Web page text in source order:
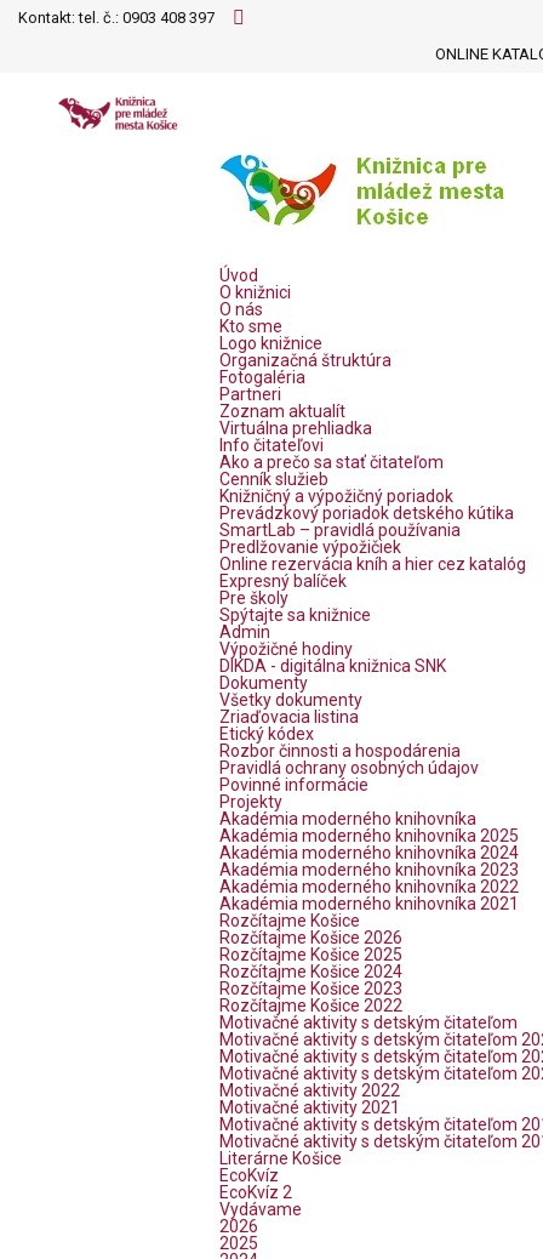
Kontakt: tel. č.: 0903 408 397
ONLINE
Úvod
O knižnici
O nás
Kto sme
Logo knižnice
Organizačná štruktúra
Fotogaléria
Partneri
Zoznam aktualít
Virtuálna prehliadka
Info čitateľovi
Ako a prečo sa stať čitateľom
Cenník služieb
Knižničný a výpožičný poriadok
Prevádzkový poriadok detského kútika
SmartLab – pravidlá používania
Predlžovanie výpožičiek
Online rezervácia kníh a hier cez katalóg
Expresný balíček
Pre školy
Spýtajte sa knižnice
Admin
Výpožičné hodiny
DIKDA - digitálna knižnica SNK
Dokumenty
Všetky dokumenty
Zriaďovacia listina
Etický kódex
Rozbor činnosti a hospodárenia
Pravidlá ochrany osobných údajov
Povinné informácie
Projekty
Akadémia moderného knihovníka
Akadémia moderného knihovníka 2025
Akadémia moderného knihovníka 2024
Akadémia moderného knihovníka 2023
Akadémia moderného knihovníka 2022
Akadémia moderného knihovníka 2021
Rozčítajme Košice
Rozčítajme Košice 2026
Rozčítajme Košice 2025
Rozčítajme Košice 2024
Rozčítajme Košice 2023
Rozčítajme Košice 2022
Motivačné aktivity s detským čitateľom
Motivačné aktivity s detským čitateľom
Motivačné aktivity s detským čitateľom
Motivačné aktivity s detským čitateľom
Motivačné aktivity 2022
Motivačné aktivity 2021
Motivačné aktivity s detským čitateľom
Motivačné aktivity s detským čitateľom
Literárne Košice
EcoKvíz
EcoKvíz 2
Vydávame
2026
2025